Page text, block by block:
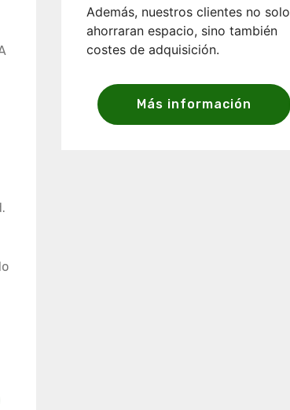
Además, nuestros clientes no solo
ahorraran espacio, sino también
costes de adquisición.
Más información